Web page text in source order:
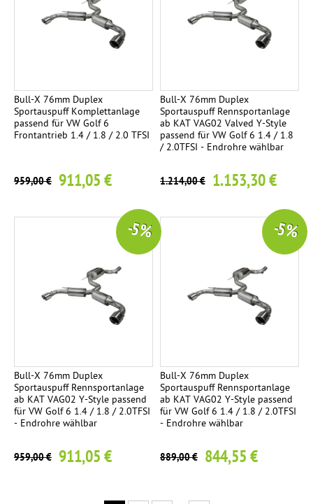
Bull-X 76mm Duplex
Sportauspuff Komplettanlage
passend für VW Golf 6
Frontantrieb 1.4 / 1.8 / 2.0 TFSI
959,00 € 911,05 €
Bull-X 76mm Duplex
Sportauspuff Rennsportanlage
ab KAT VAG02 Valved Y-Style
passend für VW Golf 6 1.4 / 1.8
/ 2.0TFSI - Endrohre wählbar
1.214,00 € 1.153,30 €
Bull-X 76mm Duplex
Sportauspuff Rennsportanlage
ab KAT VAG02 Y-Style passend
für VW Golf 6 1.4 / 1.8 / 2.0TFSI
- Endrohre wählbar
959,00 € 911,05 €
-5 %
Bull-X 76mm Duplex
Sportauspuff Rennsportanlage
ab KAT VAG02 Y-Style passend
für VW Golf 6 1.4 / 1.8 / 2.0TFSI
- Endrohre wählbar
889,00 € 844,55 €
-5 %